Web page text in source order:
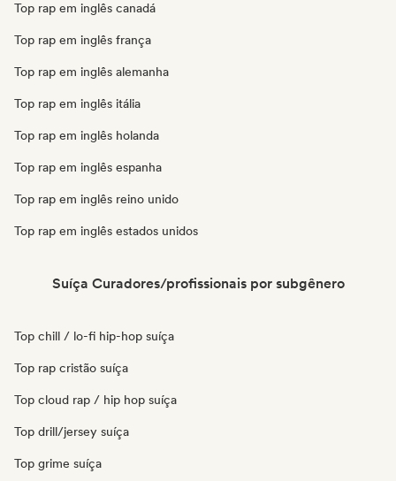
Top rap em inglês canadá
Top rap em inglês frança
Top rap em inglês alemanha
Top rap em inglês itália
Top rap em inglês holanda
Top rap em inglês espanha
Top rap em inglês reino unido
Top rap em inglês estados unidos
Suíça Curadores/profissionais por subgênero
Top chill / lo-fi hip-hop suíça
Top rap cristão suíça
Top cloud rap / hip hop suíça
Top drill/jersey suíça
Top grime suíça